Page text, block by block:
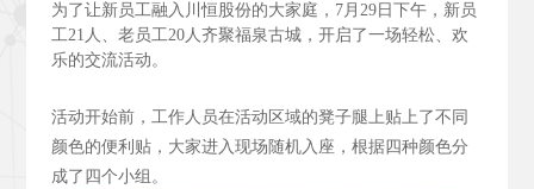
为了让新员工融入川恒股份的大家庭，7月29日下午，新员
工21人、老员工20人齐聚福泉古城，开启了一场轻松、欢
乐的交流活动。
活动开始前，工作人员在活动区域的凳子腿上贴上了不同
颜色的便利贴，大家进入现场随机入座，根据四种颜色分
成了四个小组。